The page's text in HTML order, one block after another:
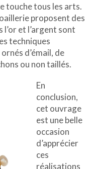
touche tous les arts.
proposent des
et l’argent sont
techniques
d’émail, de
ou non taillés.
En
conclusion,
cet ouvrage
est une belle
occasion
d’apprécier
ces
réalisations